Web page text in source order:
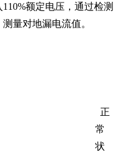
额定电压，通过检测
量对地漏电流值。
正
常
状